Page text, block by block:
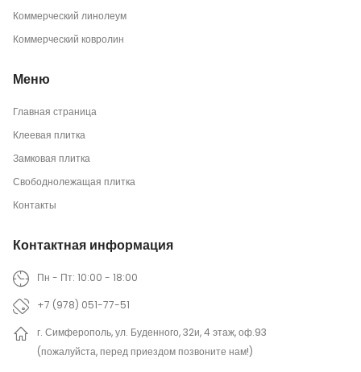
Коммерческий линолеум
Коммерческий ковролин
Меню
Главная страница
Клеевая плитка
Замковая плитка
Свободнолежащая плитка
Контакты
Контактная информация
Пн - Пт: 10:00 - 18:00
+7 (978) 051-77-51
г. Симферополь, ул. Буденного, 32и, 4 этаж, оф.93
(пожалуйста, перед приездом позвоните нам!)